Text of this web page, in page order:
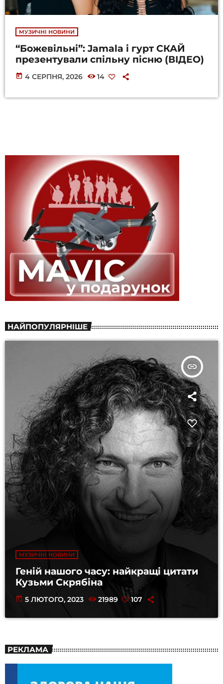
МУЗИЧНІ НОВИНИ
“Божевільні”: Jamala і гурт СКАЙ
презентували спільну пісню (ВІДЕО)
today 4 СЕРПНЯ, 2026 14
НАЙПОПУЛЯРНІШЕ
insert_link
МУЗИЧНІ НОВИНИ
Геній нашого часу: найкращі цитати
Кузьми Скрябіна
today 5 ЛЮТОГО, 2023 21989 107
РЕКЛАМА